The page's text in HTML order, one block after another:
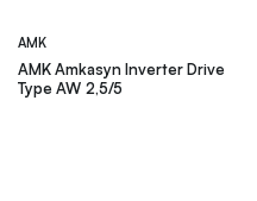
AMK
AMK Amkasyn Inverter Drive
Type AW 2,5/5